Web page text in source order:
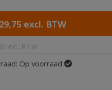
29,75excl. BTW
incl. BTW
Op voorraad